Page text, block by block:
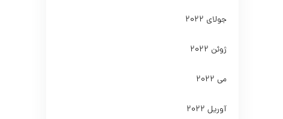
جولای 2022
ژوئن 2022
می 2022
آوریل 2022